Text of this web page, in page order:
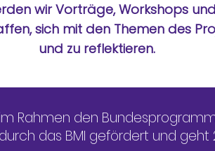
wir Vorträge, Workshops
sich mit den Themen des
und zu reflektieren.
Rahmen den
das BMI gefördert und geht